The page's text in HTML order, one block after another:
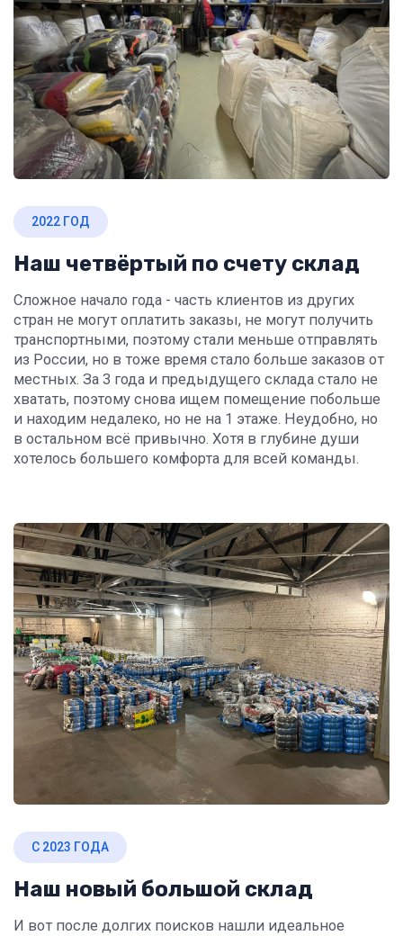
2022 ГОД
Наш четвёртый по счету склад
Сложное начало года - часть клиентов из других
стран не могут оплатить заказы, не могут получить
транспортными, поэтому стали меньше отправлять
из России, но в тоже время стало больше заказов от
местных. За 3 года и предыдущего склада стало не
хватать, поэтому снова ищем помещение побольше
и находим недалеко, но не на 1 этаже. Неудобно, но
в остальном всё привычно. Хотя в глубине души
хотелось большего комфорта для всей команды.
С 2023 ГОДА
Наш новый большой склад
И вот после долгих поисков нашли идеальное